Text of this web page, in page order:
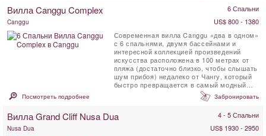
Вилла Canggu Complex 6 Спальни
Canggu
US$ 800 - 1380
Современная вилла Canggu «два в одном»
с 6 спальнями, двумя бассейнами и
интересной коллекцией произведений
искусства расположена в 100 метрах от
пляжа (достаточно близко, чтобы слышать
шум прибоя) недалеко от Чангу, который
быстро превращается в самый модный
Посмотреть подробнее Забронировать
Вилла Grand Cliff Nusa Dua 4 - 5 Спальни
Nusa Dua
US$ 1930 - 2950